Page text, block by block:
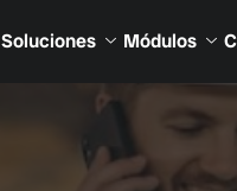
Soluciones Módulos